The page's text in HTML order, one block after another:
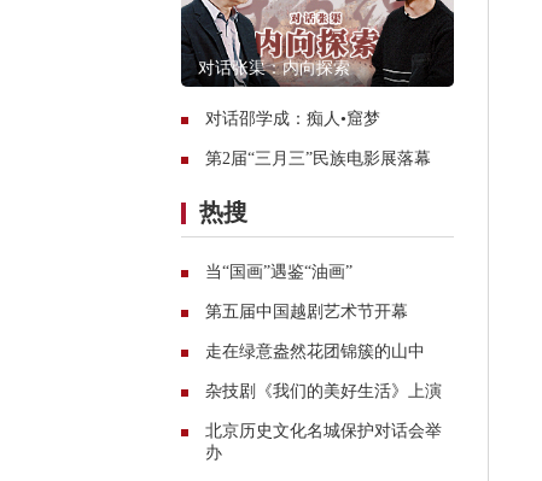
对话张渠：内向探索
对话邵学成：痴人•窟梦
第2届“三月三”民族电影展落幕
热搜
当“国画”遇鉴“油画”
第五届中国越剧艺术节开幕
走在绿意盎然花团锦簇的山中
杂技剧《我们的美好生活》上演
北京历史文化名城保护对话会举
办